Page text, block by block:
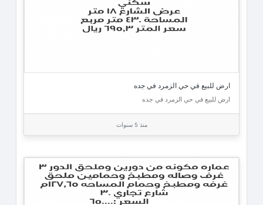
ارض للبيع في حي الزمرد في جده
ارض للبيع في حي الزمرد في جده
منذ 5 سنوات